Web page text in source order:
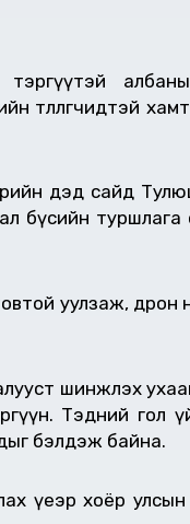
албаны
дэд сайд
бүсийн
уулзаж, дрон
шинжлэх
Тэдний
бэлдэж байна.
үеэр хоёр